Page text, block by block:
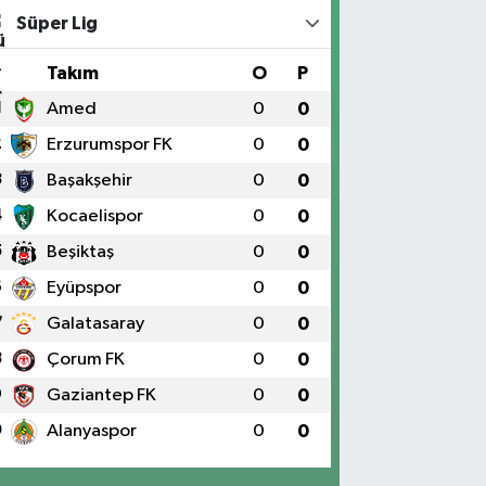
Süper Lig
Takım O P
Amed 0 0
Erzurumspor FK 0 0
Başakşehir 0 0
Kocaelispor 0 0
Beşiktaş 0 0
Eyüpspor 0 0
Galatasaray 0 0
Çorum FK 0 0
Gaziantep FK 0 0
Alanyaspor 0 0